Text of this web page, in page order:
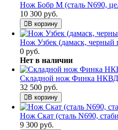
Нож Бобр М (сталь N690,
10 300 руб.
В корзину
Нож Узбек (дамаск, черный
0 руб.
Нет в наличии
Складной нож Финка НКВД
32 500 руб.
В корзину
Нож Скат (сталь N690,
9 300 руб.